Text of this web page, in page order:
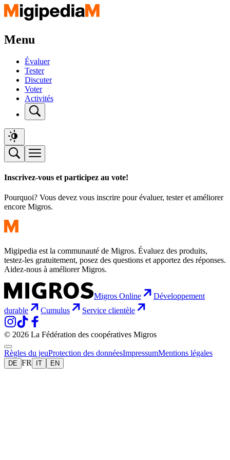
Menu
Évaluer
Tester
Discuter
Voter
Activités
Inscrivez-vous et participez au vote!
Pourquoi? Vous devez vous inscrire pour évaluer, tester et améliorer
encore Migros.
Migipedia est la communauté de Migros. Évaluez des produits,
testez-les gratuitement, posez des questions et apportez des réponses.
Aidez-nous à améliorer Migros.
Migros Online
Développement
durable
Cumulus Service clientèle
© 2026 La Fédération des coopératives Migros
Règles du jeuProtection des donnéesImpressumMentions légales
DE FR IT EN